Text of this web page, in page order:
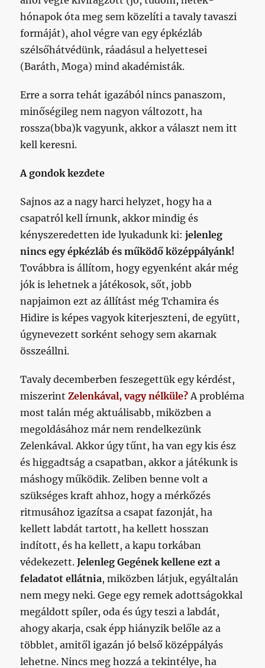
hónapok óta meg sem közelíti a tavaly tavaszi
formáját), ahol végre van egy épkézláb
szélsőhátvédünk, ráadásul a helyettesei
(Baráth, Moga) mind akadémisták.
Erre a sorra tehát igazából nincs panaszom,
minőségileg nem nagyon változott, ha
rossza(bba)k vagyunk, akkor a választ nem itt
kell keresni.
A gondok kezdete
Sajnos az a nagy harci helyzet, hogy ha a
csapatról kell írnunk, akkor mindig és
kényszeredetten ide lyukadunk ki:jelenleg
nincs egy épkézláb és működő középpályánk!
Továbbra is állítom, hogy egyenként akár még
jók is lehetnek a játékosok, sőt, jobb
napjaimon ezt az állítást még Tchamira és
Hidire is képes vagyok kiterjeszteni, de együtt,
úgynevezett sorként sehogy sem akarnak
összeállni.
Tavaly decemberben feszegettük egy kérdést,
miszerintZelenkával, vagy nélküle? A probléma
most talán még aktuálisabb, miközben a
megoldásához már nem rendelkezünk
Zelenkával. Akkor úgy tűnt, ha van egy kis ész
és higgadtság a csapatban, akkor a játékunk is
máshogy működik. Zeliben benne volt a
szükséges kraft ahhoz, hogy a mérkőzés
ritmusához igazítsa a csapat fazonját, ha
kellett labdát tartott, ha kellett hosszan
indított, és ha kellett, a kapu torkában
védekezett.Jelenleg Gegének kellene ezt a
feladatot ellátnia, miközben látjuk, egyáltalán
nem megy neki. Gege egy remek adottságokkal
megáldott spíler, oda és úgy teszi a labdát,
ahogy akarja, csak épp hiányzik belőle az a
többlet, amitől igazán jó belső középpályás
lehetne. Nincs meg hozzá a tekintélye, ha